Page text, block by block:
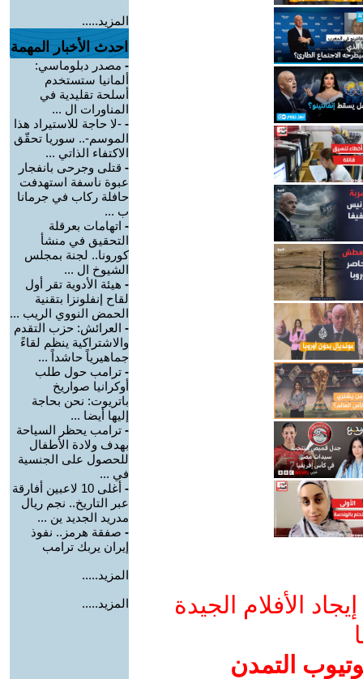
الأفلام الجيدة
التمدن
المزيد.....
احدث الأخبار المهمة
- مصدر دبلوماسي:
ألمانيا ستستخدم
أسلحة تقليدية في
المناورات ال ...
- -لا حاجة للاستيراد هذا
الموسم-.. سوريا تحقّق
الاكتفاء الذاتي ...
- قتلى وجرحى بانفجار
عبوة ناسفة استهدفت
حافلة ركاب في جرمانا
ب ...
- اتهامات بعرقلة
التحقيق في منشأ
كورونا.. لجنة بمجلس
الشيوخ ال ...
- هيئة الأدوية تقر أول
لقاح إنفلونزا بتقنية
الحمض النووي الريب ...
- العرائش: حزب التقدم
والاشتراكية ينظم لقاءً
جماهيرياً حاشداً ...
- ترامب حول طلب
أوكرانيا صواريخ
باتريوت: نحن بحاجة
إليها أيضا ...
- ترامب يحظر السياحة
بهدف ولادة الأطفال
للحصول على الجنسية
في ...
-
أغلى 10 لاعبين أفارقة
عبر التاريخ.. نجم ريال
مدريد الجديد ين ...
- صفقة هرمز.. نفوذ
إيران يربك ترامب
المزيد.....
المزيد.....